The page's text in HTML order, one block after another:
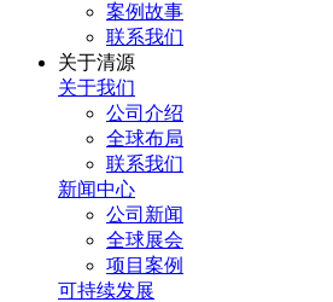
案例故事
联系我们
关于清源
关于我们
公司介绍
全球布局
联系我们
新闻中心
公司新闻
全球展会
项目案例
可持续发展